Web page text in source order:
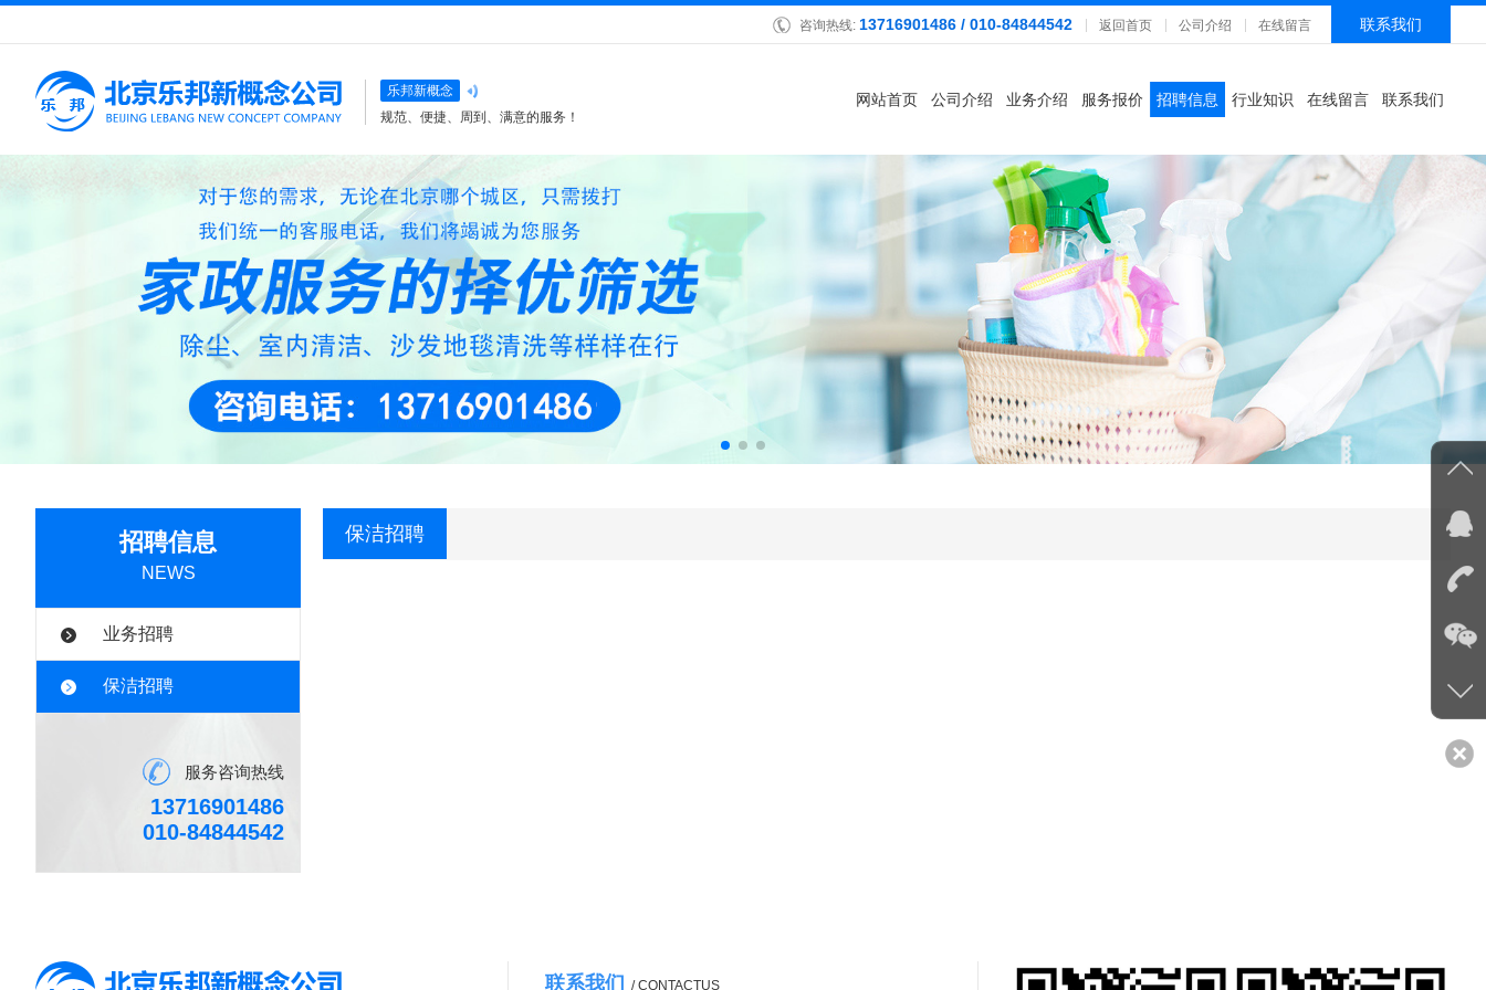
咨询热线: 13716901486 / 010-84844542 返回首页 公司介绍 在线留言 联系我们
乐邦新概念
规范、便捷、周到、满意的服务！
网站首页 公司介绍 业务介绍 服务报价 招聘信息 行业知识 在线留言 联系我们
招聘信息
NEWS
业务招聘
保洁招聘
服务咨询热线
13716901486
010-84844542
保洁招聘
联系我们 / CONTACTUS